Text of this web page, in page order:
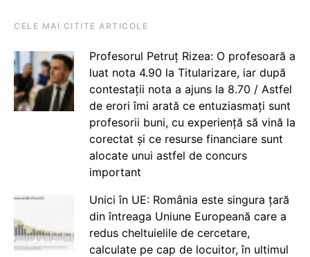
CELE MAI CITITE ARTICOLE
Profesorul Petruț Rizea: O profesoară a
luat nota 4.90 la Titularizare, iar după
contestații nota a ajuns la 8.70 / Astfel
de erori îmi arată ce entuziasmați sunt
profesorii buni, cu experiență să vină la
corectat și ce resurse financiare sunt
alocate unui astfel de concurs
important
Unici în UE: România este singura țară
din întreaga Uniune Europeană care a
redus cheltuielile de cercetare,
calculate pe cap de locuitor, în ultimul